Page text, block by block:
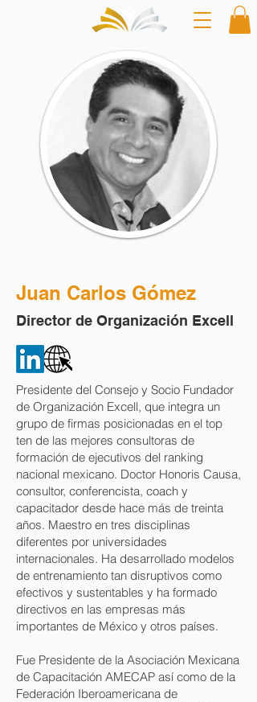
Juan Carlos Gómez
Director de Organización Excell
Presidente del Consejo y Socio Fundador
de Organización Excell, que integra un
grupo de firmas posicionadas en el top
ten de las mejores consultoras de
formación de ejecutivos del ranking
nacional mexicano. Doctor Honoris Causa,
consultor, conferencista, coach y
capacitador desde hace más de treinta
años. Maestro en tres disciplinas
diferentes por universidades
internacionales. Ha desarrollado modelos
de entrenamiento tan disruptivos como
efectivos y sustentables y ha formado
directivos en las empresas más
importantes de México y otros países.
Fue Presidente de la Asociación Mexicana
de Capacitación AMECAP así como de la
Federación Iberoamericana de